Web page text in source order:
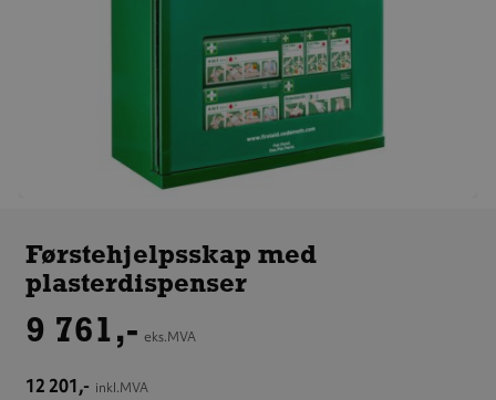
plasterdispenser
Førstehjelpsskap med
plasterdispenser
9 761,- eks.MVA
12 201,- inkl.MVA